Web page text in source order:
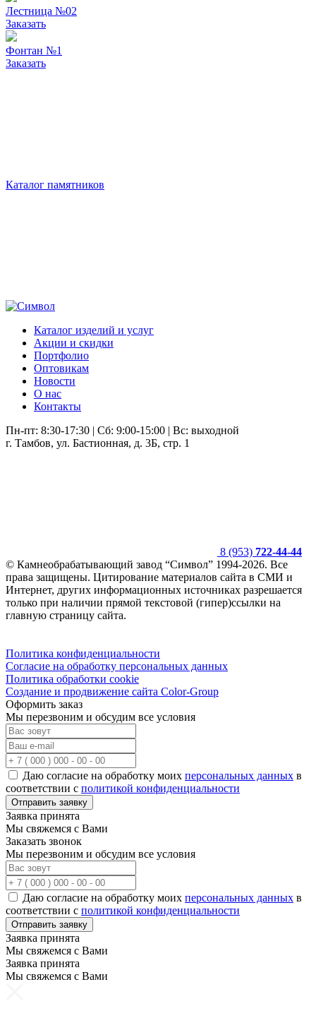
Лестница №02
Заказать
Фонтан №1
Заказать
Каталог памятников
Каталог изделий и услуг
Акции и скидки
Портфолио
Оптовикам
Новости
О нас
Контакты
Пн-пт: 8:30-17:30 | Сб: 9:00-15:00 | Вс: выходной
г. Тамбов, ул. Бастионная, д. 3Б, стр. 1
8 (953) 722-44-44
© Камнеобрабатывающий завод “Символ” 1994-2026. Все
права защищены. Цитирование материалов сайта в СМИ и
Интернет, других информационных источниках разрешается
только при наличии прямой текстовой (гипер)ссылки на
главную страницу сайта.
Политика конфиденциальности
Согласие на обработку персональных данных
Политика обработки cookie
Создание и продвижение сайта Color-Group
Оформить заказ
Мы перезвоним и обсудим все условия
Даю согласие на обработку моих персональных данных в
соответствии с политикой конфиденциальности
Отправить заявку
Заявка принята
Мы свяжемся с Вами
Заказать звонок
Мы перезвоним и обсудим все условия
Даю согласие на обработку моих персональных данных в
соответствии с политикой конфиденциальности
Отправить заявку
Заявка принята
Мы свяжемся с Вами
Заявка принята
Мы свяжемся с Вами